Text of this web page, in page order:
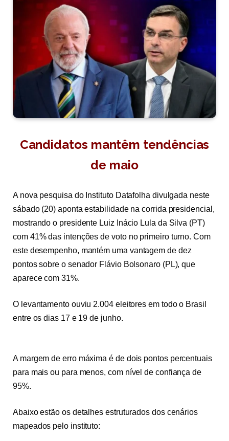
Candidatos mantêm tendências
de maio
A nova pesquisa do Instituto Datafolha divulgada neste
sábado (20) aponta estabilidade na corrida presidencial,
mostrando o presidente Luiz Inácio Lula da Silva (PT)
com 41% das intenções de voto no primeiro turno. Com
este desempenho, mantém uma vantagem de dez
pontos sobre o senador Flávio Bolsonaro (PL), que
aparece com 31%.
O levantamento ouviu 2.004 eleitores em todo o Brasil
entre os dias 17 e 19 de junho.
A margem de erro máxima é de dois pontos percentuais
para mais ou para menos, com nível de confiança de
95%.
Abaixo estão os detalhes estruturados dos cenários
mapeados pelo instituto: